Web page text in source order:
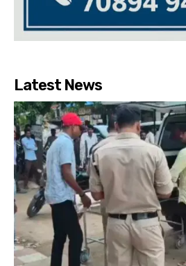
Latest News